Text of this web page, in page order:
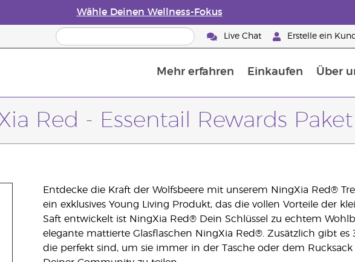
Wähle Deinen Wellness-Fokus
Live Chat Erstelle ein
Mehr erfahren Einkaufen Über
Red - Essentail Rewards Paket
Entdecke die Kraft der Wolfsbeere mit unserem NingXia Red®
ein exklusives Young Living Produkt, das die vollen Vorteile der
Saft entwickelt ist NingXia Red® Dein Schlüssel zu echtem
elegante mattierte Glasflaschen NingXia Red®. Zusätzlich gibt
die perfekt sind, um sie immer in der Tasche oder dem